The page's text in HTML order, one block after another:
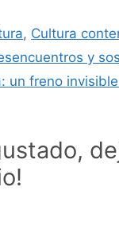
, Cultura
y
un freno